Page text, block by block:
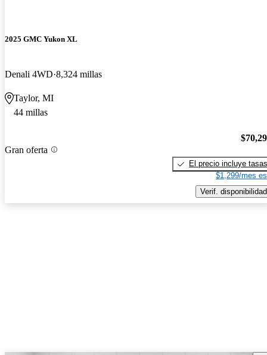
2025 GMC Yukon XL
Denali 4WD 8,324 millas
Taylor, MI
44 millas
Gran oferta
El precio incluye tasas
$1,299/mes
Verif. disponibilidad